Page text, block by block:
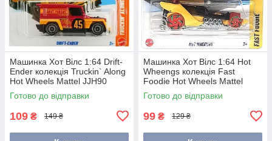
Машинка Хот Вілс 1:64 Drift-
Ender колекція Truckin` Along
Hot Wheels Mattel JJH90
Готово до відправки
109 ₴ 149 ₴
Машинка Хот Вілс 1:64 Hot
Wheengs колекція Fast
Foodie Hot Wheels Mattel
JBC02
Готово до відправки
99 ₴ 129 ₴